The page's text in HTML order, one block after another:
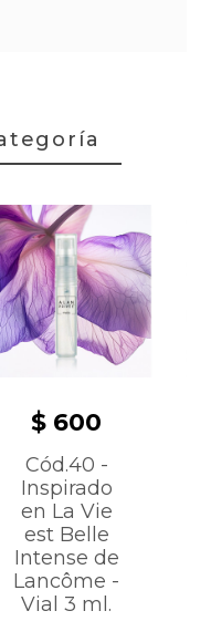
Cód.40 -
Inspirado
en La Vie
est Belle
Intense de
Lancôme -
Vial 3 ml.
$ 600